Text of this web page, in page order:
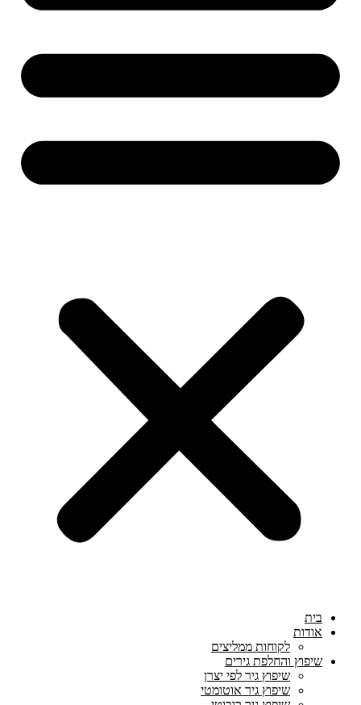
בית
אודות
לקוחות ממליצים
שיפוץ והחלפת גירים
שיפוץ גיר לפי יצרן
שיפוץ גיר אוטומטי